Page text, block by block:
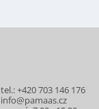
tel.:+420 703 146 176
info@pamaas.cz